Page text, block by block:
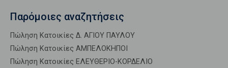
Παρόμοιες αναζητήσεις
Πώληση Κατοικίες Δ. ΑΓΙΟΥ ΠΑΥΛΟΥ
Πώληση Κατοικίες ΑΜΠΕΛΟΚΗΠΟΙ
Πώληση Κατοικίες ΕΛΕΥΘΕΡΙΟ-ΚΟΡΔΕΛΙΟ